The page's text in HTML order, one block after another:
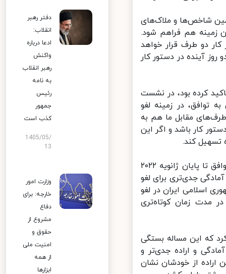
شاخص‌ها و ملاک‌های
هم فراهم شود.
دو طرف قرار خواهد
آینده در دستور کار
کرده بود، در نشست
در زمینه لغو
مقابل ما هم به
کار باشد و اگر این
کند.
وی در پاسخ به سووال خبرنگار ایرنا مبنی براینکه ایا امکان دست یابی به توافق تا پایان ژانویه ۲۰۲۲
جدی‌تری برای لغو
اسلامی ایران در لغو
زمان کوتاه‌تری
که این مساله بستگی
و اراده جدی‌تر و
از خودشان نشان
دفتر رهبر
انقلاب:
ادعا درباره
واکنش
رهبر انقلاب
به نامه
رئیس
جمهور
کذب است
1405/05/
13
وزارت امور
خارجه: برای
دفاع
مشروع از
حقوق و
امنیت ملی
از همه
ابزارها